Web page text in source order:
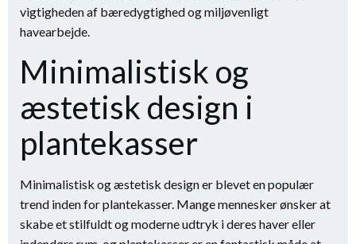
vigtigheden af ​​bæredygtighed og miljøvenligt
havearbejde.
Minimalistisk og
æstetisk design i
plantekasser
Minimalistisk og æstetisk design er blevet en populær
trend inden for plantekasser. Mange mennesker ønsker at
skabe et stilfuldt og moderne udtryk i deres haver eller